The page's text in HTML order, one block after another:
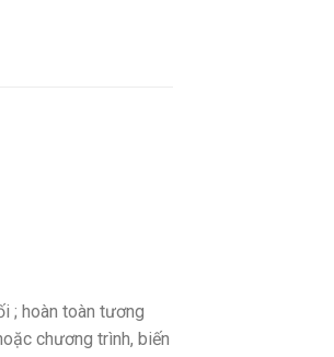
; hoàn toàn tương
chương trình, biến